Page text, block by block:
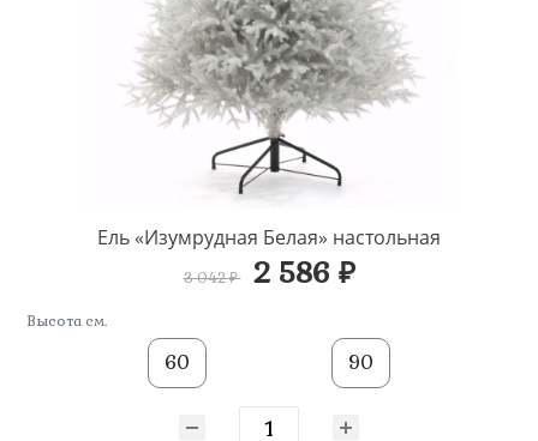
Ель «Изумрудная Белая» настольная
3 042 ₽ 2 586 ₽
Высота см.
60 90